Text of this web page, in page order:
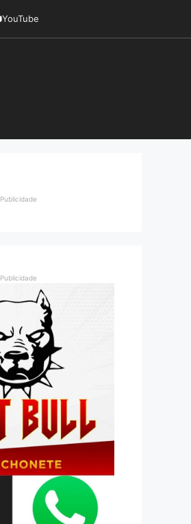
YouTube
Publicidade
Publicidade